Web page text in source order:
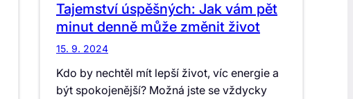
Tajemství úspěšných: Jak vám pět
minut denně může změnit život
15. 9. 2024
Kdo by nechtěl mít lepší život, víc energie a
být spokojenější? Možná jste se vždycky